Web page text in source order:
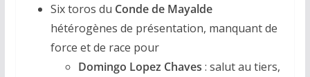
Six toros du Conde de Mayalde
hétérogènes de présentation, manquant de
force et de race pour
Domingo Lopez Chaves : salut au tiers,